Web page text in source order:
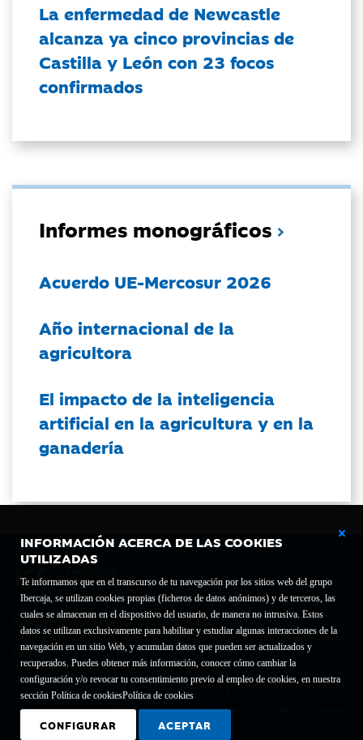
INFORMACIÓN ACERCA DE LAS COOKIES
UTILIZADAS
Te informamos que en el transcurso de tu navegación por los sitios web del grupo
Ibercaja, se utilizan cookies propias (ficheros de datos anónimos) y de terceros, las
cuales se almacenan en el dispositivo del usuario, de manera no intrusiva. Estos
datos se utilizan exclusivamente para habilitar y estudiar algunas interacciones de la
navegación en un sitio Web, y acumulan datos que pueden ser actualizados y
recuperados. Puedes obtener más información, conocer cómo cambiar la
configuración y/o revocar tu consentimiento previo al empleo de cookies, en nuestra
sección Política de cookiesPolítica de cookies
CONFIGURAR ACEPTAR
La enfermedad de Newcastle
alcanza ya cinco provincias de
Castilla y León con 23 focos
confirmados
Informes monográficos
Acuerdo UE-Mercosur 2026
Año internacional de la
agricultora
El impacto de la inteligencia
artificial en la agricultura y en la
ganadería
Fundación Bancaria Ibercaja C.I.F. G-50000652.
Inscrita en el Registro de Fundaciones del Mº de Educación, Cultura y Deporte con el nº
1689.
Domicilio social: Joaquín Costa, 13. 50001 Zaragoza.
Contacto
Declaración de accesibilidad
Aviso legal Política de privacidad